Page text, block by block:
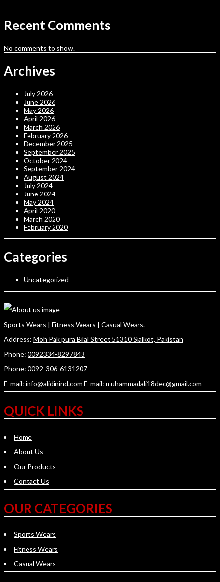
Recent Comments
No comments to show.
Archives
July 2026
June 2026
May 2026
April 2026
March 2026
February 2026
December 2025
September 2025
October 2024
September 2024
August 2024
July 2024
June 2024
May 2024
April 2020
March 2020
February 2020
Categories
Uncategorized
Sports Wears | Fitness Wears | Casual Wears.
Address: Moh Pak pura Bilal Street 51310 Sialkot, Pakistan
Phone: 0092334-8297848
Phone: 0092-306-6131207
E-mail: info@alidinind.com E-mail: muhammadali18dec@gmail.com
QUICK LINKS
Home
About Us
Our Products
Contact Us
OUR CATEGORIES
Sports Wears
Fitness Wears
Casual Wears